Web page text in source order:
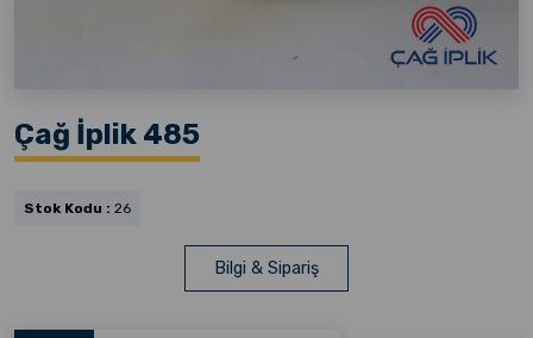
Çağ İplik 485
Stok Kodu : 26
Bilgi & Sipariş